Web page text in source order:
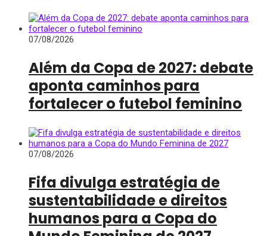
07/08/2026
Além da Copa de 2027: debate
aponta caminhos para
fortalecer o futebol feminino
07/08/2026
Fifa divulga estratégia de
sustentabilidade e direitos
humanos para a Copa do